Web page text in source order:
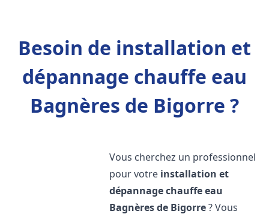
Besoin de installation et
dépannage chauffe eau
Bagnères de Bigorre ?
Vous cherchez un professionnel
pour votre installation et
dépannage chauffe eau
Bagnères de Bigorre? Vous